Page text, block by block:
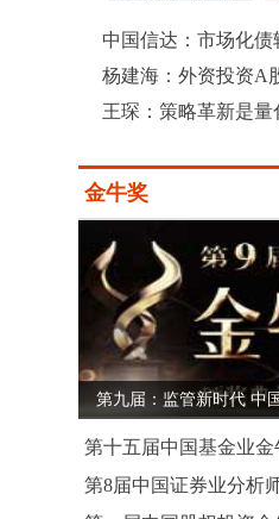
中国信达：市场化债
杨建海：外资投资A
王琛：策略革新是
金牛奖
第九届：监管新时代 中
第十五届中国基金业金
第8届中国证券业分析